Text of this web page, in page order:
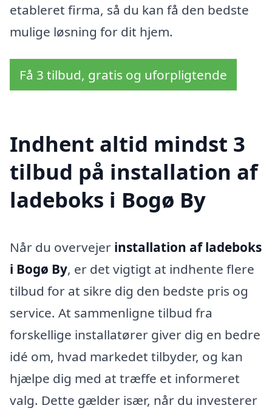
etableret firma, så du kan få den bedste
mulige løsning for dit hjem.
Få 3 tilbud, gratis og uforpligtende
Indhent altid mindst 3
tilbud på installation af
ladeboks i Bogø By
Når du overvejer installation af ladeboks
i Bogø By, er det vigtigt at indhente flere
tilbud for at sikre dig den bedste pris og
service. At sammenligne tilbud fra
forskellige installatører giver dig en bedre
idé om, hvad markedet tilbyder, og kan
hjælpe dig med at træffe et informeret
valg. Dette gælder især, når du investerer